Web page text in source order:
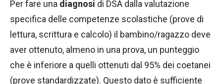
Per fare una diagnosi di DSA dalla valutazione
specifica delle competenze scolastiche (prove di
lettura, scrittura e calcolo) il bambino/ragazzo deve
aver ottenuto, almeno in una prova, un punteggio
che è inferiore a quelli ottenuti dal 95% dei coetanei
(prove standardizzate). Questo dato è sufficiente